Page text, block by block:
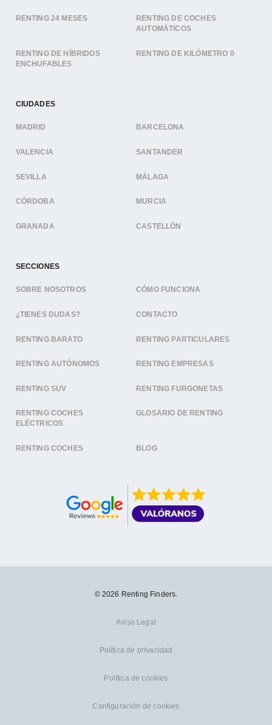
RENTING 24 MESES
RENTING DE COCHES
AUTOMÁTICOS
RENTING DE HÍBRIDOS
ENCHUFABLES
RENTING DE KILÓMETRO 0
CIUDADES
MADRID BARCELONA
VALENCIA SANTANDER
SEVILLA MÁLAGA
CÓRDOBA MURCIA
GRANADA CASTELLÓN
SECCIONES
SOBRE NOSOTROS CÓMO FUNCIONA
¿TIENES DUDAS? CONTACTO
RENTING BARATO RENTING PARTICULARES
RENTING AUTÓNOMOS RENTING EMPRESAS
RENTING SUV RENTING FURGONETAS
RENTING COCHES
ELÉCTRICOS
GLOSARIO DE RENTING
RENTING COCHES BLOG
© 2026 Renting Finders.
Aviso Legal
Política de privacidad
Política de cookies
Configuración de cookies